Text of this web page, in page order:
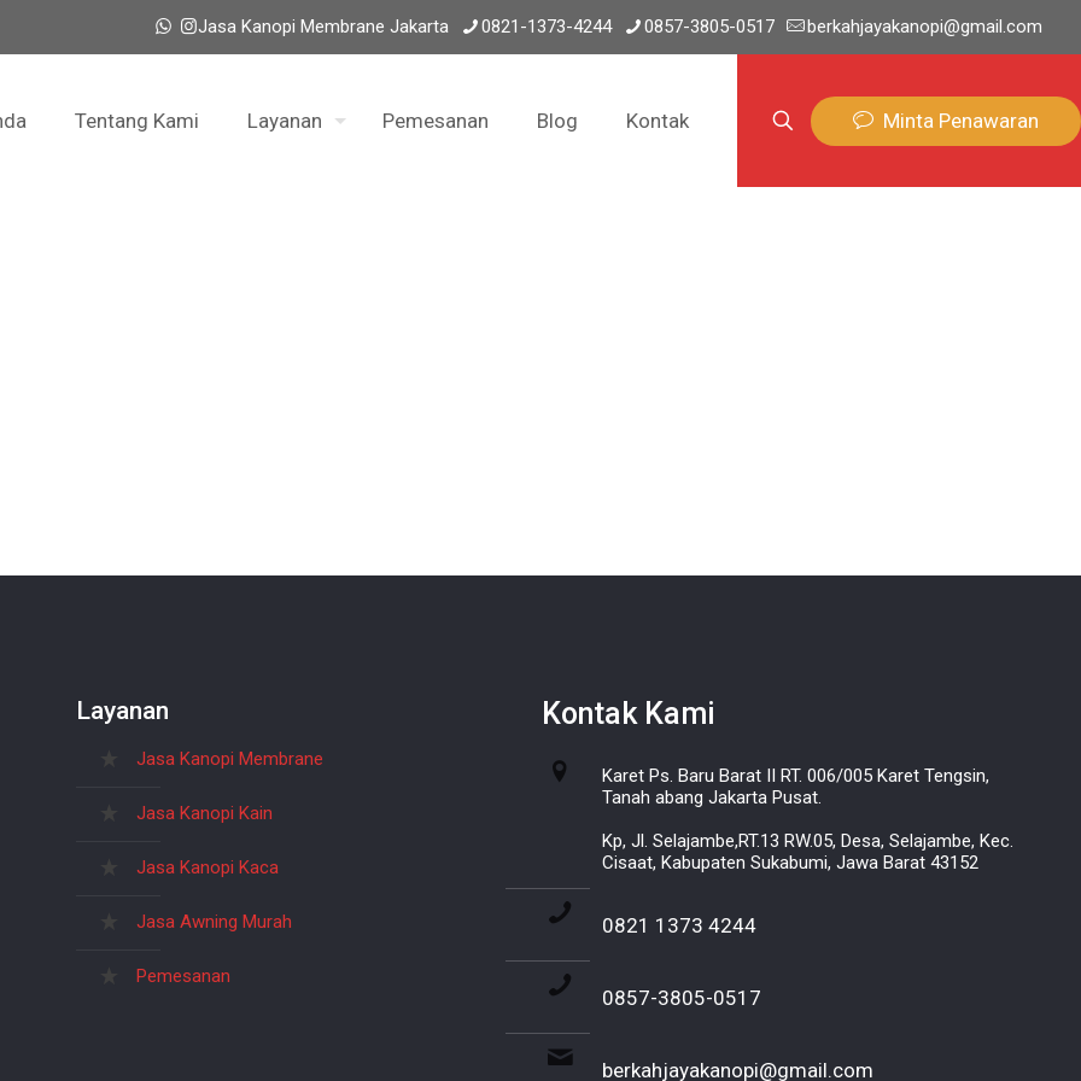
Jasa Kanopi Membrane Jakarta 0821-1373-4244 0857-3805-0517 berkahjayakanopi@gmail.com
Tentang Kami Layanan Pemesanan Blog Kontak Minta Penawaran
Layanan
Jasa Kanopi Membrane
Jasa Kanopi Kain
Jasa Kanopi Kaca
Jasa Awning Murah
Pemesanan
Kontak Kami
Karet Ps. Baru Barat II RT. 006/005 Karet Tengsin,
Tanah abang Jakarta Pusat.
Kp, Jl. Selajambe,RT.13 RW.05, Desa, Selajambe, Kec.
Cisaat, Kabupaten Sukabumi, Jawa Barat 43152
0821 1373 4244
0857-3805-0517
berkahjayakanopi@gmail.com